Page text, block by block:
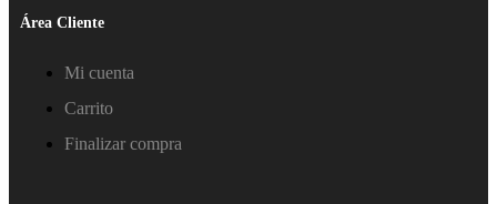
Área Cliente
Mi cuenta
Carrito
Finalizar compra